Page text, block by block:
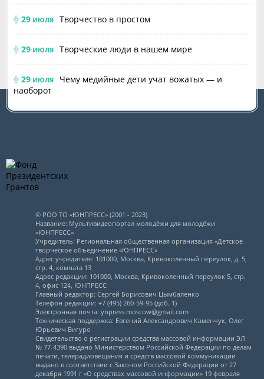
29 ИЮЛЯ Творчество в простом
29 ИЮЛЯ Творческие люди в нашем мире
29 ИЮЛЯ
Чему медийные дети учат вожатых — и
наоборот
© РОО ТО «ЮНПРЕСС» (2001 - 2023)
Название: Мультивидеопортал молодёжи для молодёжи
«ЮНПРЕСС»
Учредитель: Региональная общественная организация «Детское
творческое объединение «ЮНПРЕСС»
Адрес учредителя: 101000, Москва, Кривоколенный переулок, д. 5,
стр. 4, комната 13
Адрес редакции: 101000, Москва, Кривоколенный переулок 5, стр.
4, офис 124, ЮНПРЕСС
Главный редактор: Сергей Борисович Цымбаленко
Телефон редакции: +7 (495) 260-59-95 (доб. 1)
Электронная почта: ynpress.moscow@gmail.com
Техническая поддержка: Евгений Александрович Каменчук, Олег
Юрьевич Вигуро
Свидетельство о регистрации средства массовой информации ЭЛ
№ 77-4390 выдано Министерством Российской Федерации по делам
печати, телерадиовещания и средств массовой коммуникации
выдано в соответствии с Законом Российской Федерации от 27
декабря 1991 г «О средствах массовой информации» 19 февраля